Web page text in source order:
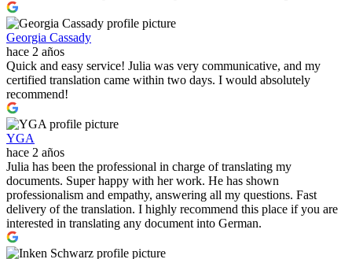
Georgia Cassady
hace 2 años
Quick and easy service! Julia was very communicative, and my
certified translation came within two days. I would absolutely
recommend!
YGA
hace 2 años
Julia has been the professional in charge of translating my
documents. Super happy with her work. He has shown
professionalism and empathy, answering all my questions. Fast
delivery of the translation. I highly recommend this place if you are
interested in translating any document into German.